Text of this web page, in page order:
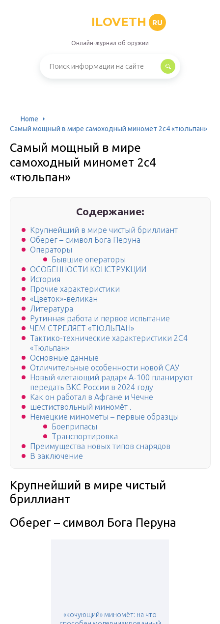
ILOVETH RU
Онлайн-журнал об оружии
Home
Самый мощный в мире самоходный миномет 2с4 «тюльпан»
Самый мощный в мире
самоходный миномет 2с4
«тюльпан»
Содержание:
Крупнейший в мире чистый бриллиант
Оберег – символ Бога Перуна
Операторы
Бывшие операторы
ОСОБЕННОСТИ КОНСТРУКЦИИ
История
Прочие характеристики
«Цветок»-великан
Литература
Рутинная работа и первое испытание
ЧЕМ СТРЕЛЯЕТ «ТЮЛЬПАН»
Тактико-технические характеристики 2С4
«Тюльпан»
Основные данные
Отличительные особенности новой САУ
Новый «летающий радар» А-100 планируют
передать ВКС России в 2024 году
Как он работал в Афгане и Чечне
шестиствольный миномёт .
Немецкие минометы – первые образцы
Боеприпасы
Транспортировка
Преимущества новых типов снарядов
В заключение
Крупнейший в мире чистый
бриллиант
Оберег – символ Бога Перуна
«кочующий» миномёт: на что